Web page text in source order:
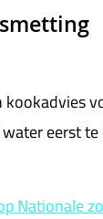
eerst
Nationale